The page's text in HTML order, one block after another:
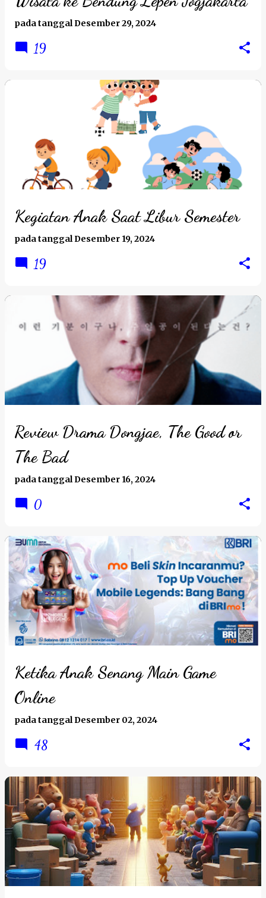
pada tanggalDesember 29, 2024
19
Kegiatan Anak Saat Libur Semester
pada tanggalDesember 19, 2024
19
Review Drama Dongjae, The Good or
The Bad
pada tanggalDesember 16, 2024
0
Ketika Anak Senang Main Game
Online
pada tanggalDesember 02, 2024
48